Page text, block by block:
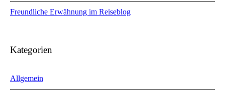
Freundliche Erwähnung im Reiseblog
Kategorien
Allgemein